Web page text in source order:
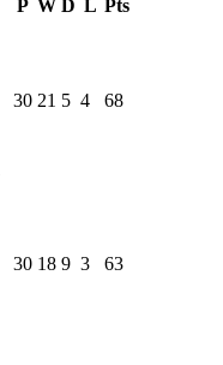
P W D L Pts
30 21 5 4 68
30 18 9 3 63